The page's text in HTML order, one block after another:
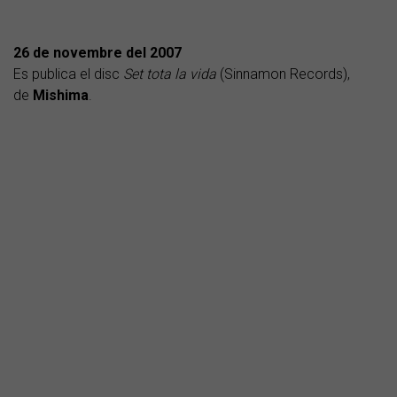
26 de novembre del 2007
Es publica el disc Set tota la vida (Sinnamon Records),
de Mishima.